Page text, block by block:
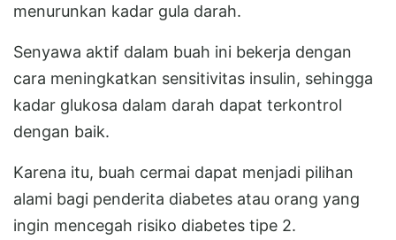
menurunkan kadar gula darah.
Senyawa aktif dalam buah ini bekerja dengan
cara meningkatkan sensitivitas insulin, sehingga
kadar glukosa dalam darah dapat terkontrol
dengan baik.
Karena itu, buah cermai dapat menjadi pilihan
alami bagi penderita diabetes atau orang yang
ingin mencegah risiko diabetes tipe 2.